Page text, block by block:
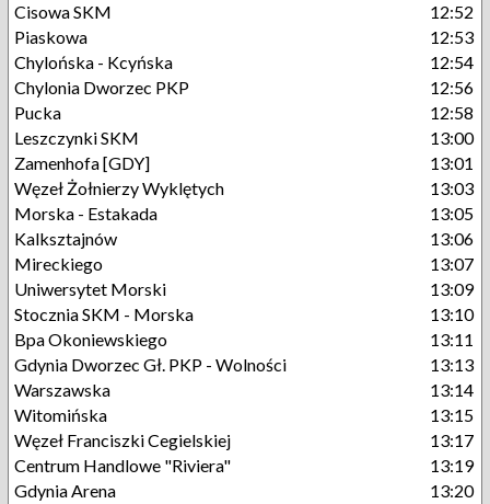
Cisowa SKM
12:52
Piaskowa
12:53
Chylońska - Kcyńska
12:54
Chylonia Dworzec PKP
12:56
Pucka
12:58
Leszczynki SKM
13:00
Zamenhofa [GDY]
13:01
Węzeł Żołnierzy Wyklętych
13:03
Morska - Estakada
13:05
Kalksztajnów
13:06
Mireckiego
13:07
Uniwersytet Morski
13:09
Stocznia SKM - Morska
13:10
Bpa Okoniewskiego
13:11
Gdynia Dworzec Gł. PKP - Wolności
13:13
Warszawska
13:14
Witomińska
13:15
Węzeł Franciszki Cegielskiej
13:17
Centrum Handlowe "Riviera"
13:19
Gdynia Arena
13:20